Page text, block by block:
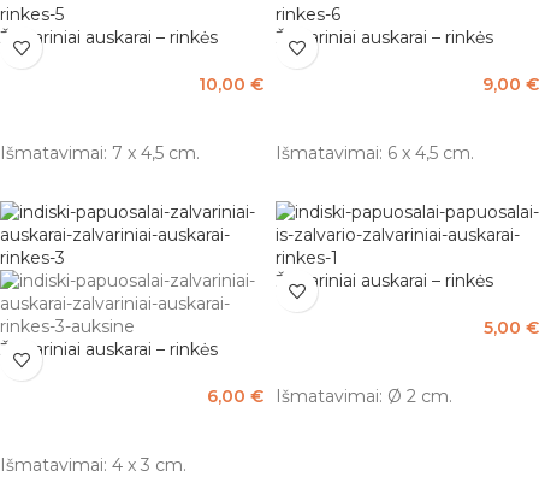
Žalvariniai auskarai – rinkės
10,00 €
Išmatavimai: 7 x 4,5 cm.
Žalvariniai auskarai – rinkės
9,00 €
Išmatavimai: 6 x 4,5 cm.
Žalvariniai auskarai – rinkės
6,00 €
Išmatavimai: 4 x 3 cm.
Žalvariniai auskarai – rinkės
5,00 €
Išmatavimai: Ø 2 cm.